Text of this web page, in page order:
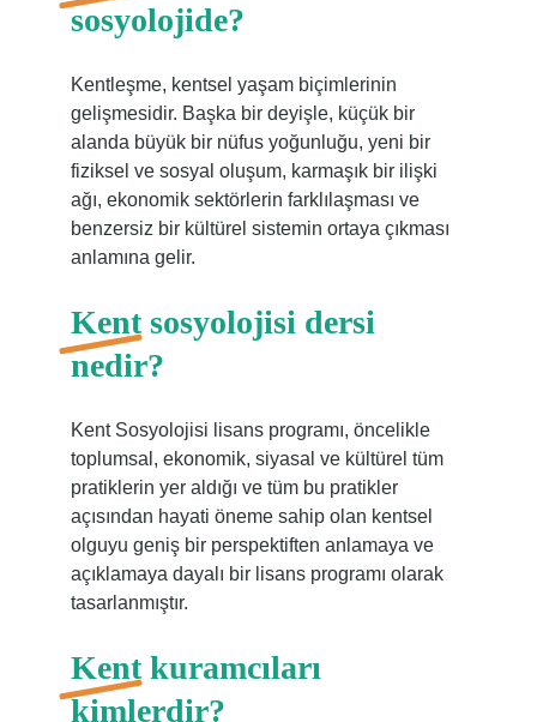
sosyolojide?
Kentleşme, kentsel yaşam biçimlerinin
gelişmesidir. Başka bir deyişle, küçük bir
alanda büyük bir nüfus yoğunluğu, yeni bir
fiziksel ve sosyal oluşum, karmaşık bir ilişki
ağı, ekonomik sektörlerin farklılaşması ve
benzersiz bir kültürel sistemin ortaya çıkması
anlamına gelir.
Kent sosyolojisi dersi
nedir?
Kent Sosyolojisi lisans programı, öncelikle
toplumsal, ekonomik, siyasal ve kültürel tüm
pratiklerin yer aldığı ve tüm bu pratikler
açısından hayati öneme sahip olan kentsel
olguyu geniş bir perspektiften anlamaya ve
açıklamaya dayalı bir lisans programı olarak
tasarlanmıştır.
Kent kuramcıları
kimlerdir?